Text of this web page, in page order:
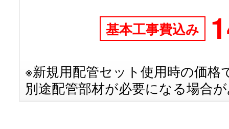
基本工事費込み
※新規用配管セット使用時の価
別途配管部材が必要になる場合